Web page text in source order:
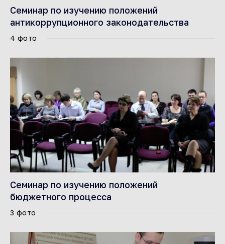
Семинар по изучению положений
антикоррупционного законодательства
4 фото
Семинар по изучению положений
бюджетного процесса
3 фото